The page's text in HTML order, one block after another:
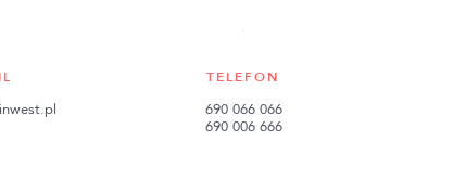
TELEFON
690 066 066
690 006 666